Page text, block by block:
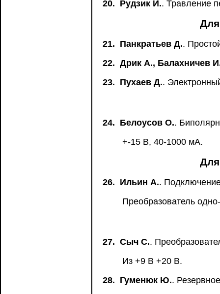
20. Рудзик И.. Травление
21. Панкратьев Д..
22. Дрик А., Балахничев
23. Пухаев Д..
24. Белоусов О..
+-15 В, 40-1000 мА.
26. Ильин А..
Преобразователь
27. Сыч С..
Из +9 В +20 В.
28. Гуменюк Ю..